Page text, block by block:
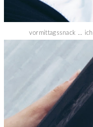
vormittagssnack ...